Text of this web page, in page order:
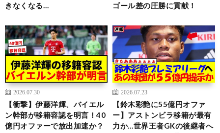
きなくなる…
ゴール差の圧勝に貢献！
2026.07.30
【衝撃】伊藤洋輝、バイエル
ン幹部が移籍容認を明言！40
億円オファーで放出加速か？
2026.07.23
【鈴木彩艶に55億円オファ
ー】アストンビラ移籍が最有
力か…世界王者GKの後継者へ